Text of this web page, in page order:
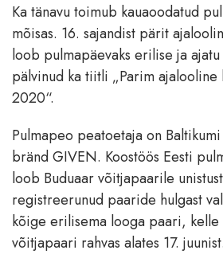
Ka tänavu toimub kauaoodatud
mõisas. 16. sajandist pärit
loob pulmapäevaks erilise ja
pälvinud ka tiitli „Parim ajalooline
2020“.
Pulmapeo peatoetaja on
bränd GIVEN. Koostöös Eesti
loob Buduaar võitjapaarile
registreerunud paaride hulgast
kõige erilisema looga paari, kelle
võitjapaari rahvas alates 17. juunist.